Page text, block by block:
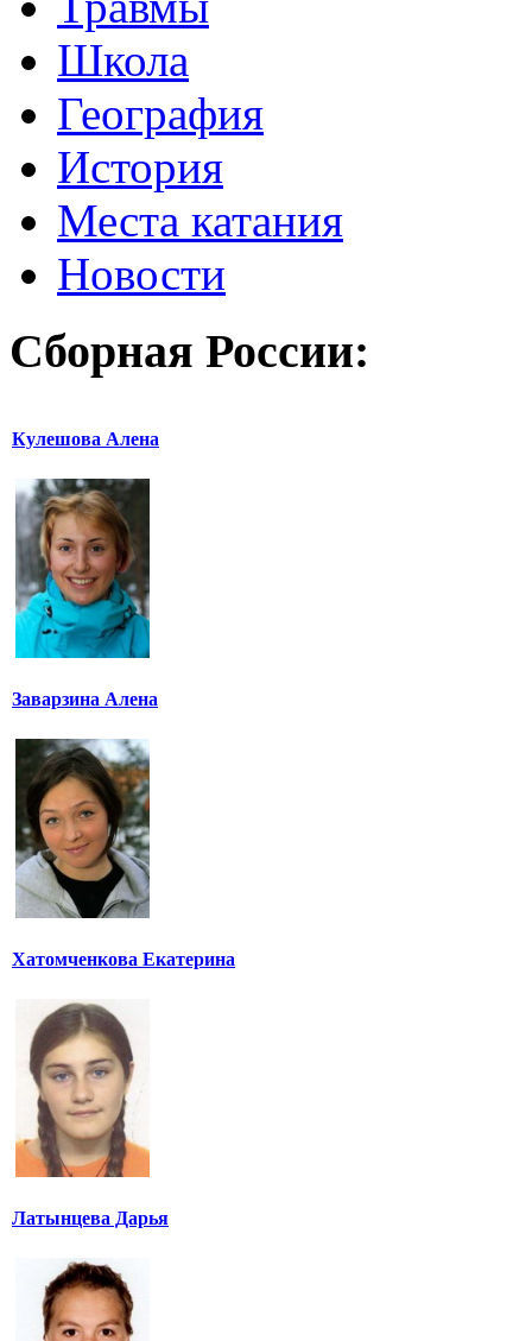
Школа
География
История
Места катания
Новости
Сборная России:
Кулешова Алена
Заварзина Алена
Хатомченкова Екатерина
Латынцева Дарья